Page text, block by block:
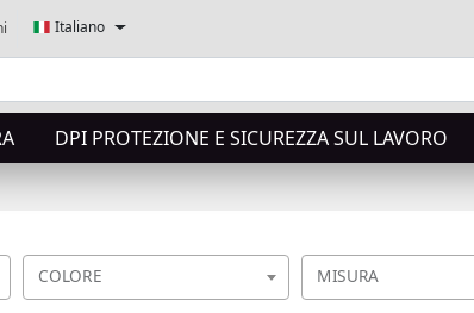
Italiano
DPI PROTEZIONE E SICUREZZA SUL LAVORO
COLORE MISURA